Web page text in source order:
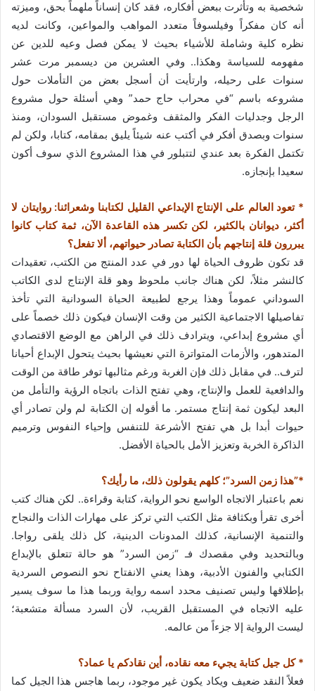
شخصية به وتأثرت ببعض أفكاره، فقد كان إنساناً ملهماً بحق، وميزته
أنه كان مفكراً وفيلسوفاً متعدد المواهب والمواعين، وكانت لديه
نظره كلية وشاملة للأشياء بحيث لا يمكن فصل وعيه للدين عن
مفهومه للسياسة وهكذا.. وفي العشرين من ديسمبر مرت عشر
سنوات على رحيله، وارتأيت أن أسجل بعض من التأملات حول
مشروعه باسم “في محراب حاج حمد” وهي أسئلة حول مشروع
الرجل وجدليات الفكر والمثقف وغموض مستقبل السودان، ومنذ
سنوات وبصدق أفكر في أكتب عنه شيئاً يليق بمقامه، كتابا، ولكن لم
تكتمل الفكرة بعد عندي لتتبلور في هذا المشروع الذي سوف أكون
سعيدا بإنجازه.
* تعود العالم على الإنتاج الإبداعي القليل لكتابنا وشعرائنا: روايتان لا
أكثر، ديوانان بالكثير، لكن تكسر هذه القاعدة الآن، ثمة كتاب كانوا
يبررون قلة إنتاجهم بأن الكتابة تصادر حيواتهم، ألا تفعل؟
قد تكون ظروف الحياة لها دور في عدد المنتج من الكتب، تعقيدات
كالنشر مثلاً، لكن هناك جانب ملحوظ وهو قلة الإنتاج لدى الكاتب
السوداني عموماً وهذا يرجع لطبيعة الحياة السودانية التي تأخذ
تفاصيلها الاجتماعية الكثير من وقت الإنسان فيكون ذلك خصماً على
أي مشروع إبداعي، ويترادف ذلك في الراهن مع الوضع الاقتصادي
المتدهور، والأزمات المتواترة التي نعيشها بحيث يتحول الإبداع أحيانا
لترف.. في مقابل ذلك فإن الغربة ورغم مثالبها توفر طاقة من الوقت
والدافعية للعمل والإنتاج، وهي تفتح الذات باتجاه الرؤية والتأمل من
البعد ليكون ثمة إنتاج مستمر. ما أقوله إن الكتابة لم ولن تصادر أي
حيوات أبدا بل هي تفتح الأشرعة للتنفس وإحياء النفوس وترميم
الذاكرة الخربة وتعزيز الأمل بالحياة الأفضل.
*”هذا زمن السرد”؛ كلهم يقولون ذلك، ما رأيك؟
نعم باعتبار الاتجاه الواسع نحو الرواية، كتابة وقراءة.. لكن هناك كتب
أخرى تقرأ وبكثافة مثل الكتب التي تركز على مهارات الذات والنجاح
والتنمية الإنسانية، كذلك المدونات الدينية، كل ذلك يلقى رواجا.
وبالتحديد وفي مقصدك فـ “زمن السرد” هو حالة تتعلق بالإبداع
الكتابي والفنون الأدبية، وهذا يعني الانفتاح نحو النصوص السردية
بإطلاقها وليس تصنيف محدد اسمه رواية وربما هذا ما سوف يسير
عليه الاتجاه في المستقبل القريب، لأن السرد مسألة متشعبة؛
ليست الرواية إلا جزءاً من عالمه.
* كل جيل كتابة يجيء معه نقاده، أين نقادكم يا عماد؟
فعلاً النقد ضعيف ويكاد يكون غير موجود، ربما هاجس هذا الجيل كما